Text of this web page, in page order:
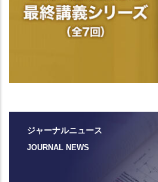
ジャーナルニュース
JOURNAL NEWS